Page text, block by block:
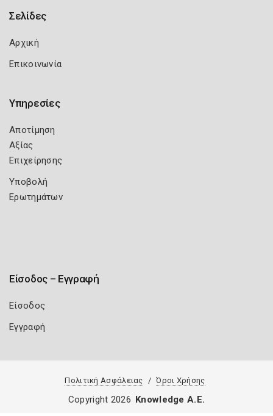
Σελίδες
Αρχική
Επικοινωνία
Υπηρεσίες
Αποτίμηση
Αξίας
Επιχείρησης
Υποβολή
Ερωτημάτων
Είσοδος – Εγγραφή
Είσοδος
Εγγραφή
Πολιτική Ασφάλειας Όροι Χρήσης
Copyright 2026 Knowledge A.E.